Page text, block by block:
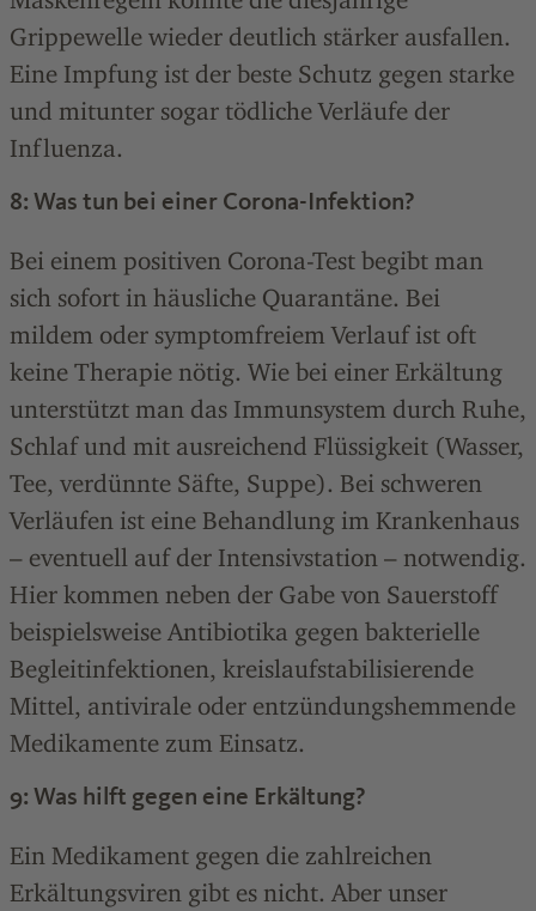
Grippewelle wieder deutlich stärker ausfallen.
Eine Impfung ist der beste Schutz gegen starke
und mitunter sogar tödliche Verläufe der
Influenza.
8: Was tun bei einer Corona-Infektion?
Bei einem positiven Corona-Test begibt man
sich sofort in häusliche Quarantäne. Bei
mildem oder symptomfreiem Verlauf ist oft
keine Therapie nötig. Wie bei einer Erkältung
unterstützt man das Immunsystem durch Ruhe,
Schlaf und mit ausreichend Flüssigkeit (Wasser,
Tee, verdünnte Säfte, Suppe). Bei schweren
Verläufen ist eine Behandlung im Krankenhaus
– eventuell auf der Intensivstation – notwendig.
Hier kommen neben der Gabe von Sauerstoff
beispielsweise Antibiotika gegen bakterielle
Begleitinfektionen, kreislaufstabilisierende
Mittel, antivirale oder entzündungshemmende
Medikamente zum Einsatz.
9: Was hilft gegen eine Erkältung?
Ein Medikament gegen die zahlreichen
Erkältungsviren gibt es nicht. Aber unser